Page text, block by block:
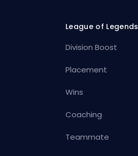
League of Legends
Division Boost
Placement
Wins
Coaching
Teammate